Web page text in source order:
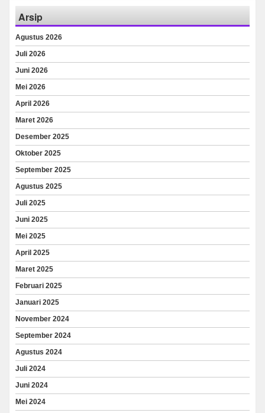
Arsip
Agustus 2026
Juli 2026
Juni 2026
Mei 2026
April 2026
Maret 2026
Desember 2025
Oktober 2025
September 2025
Agustus 2025
Juli 2025
Juni 2025
Mei 2025
April 2025
Maret 2025
Februari 2025
Januari 2025
November 2024
September 2024
Agustus 2024
Juli 2024
Juni 2024
Mei 2024